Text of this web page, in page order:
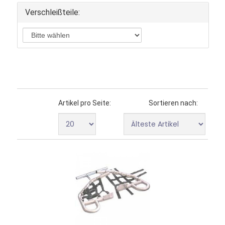
Unterfahrschutz Motor
Unterfahrschutz Schwinge
Werkzeug
Zwischenscheiben
Zündschloß
Verschleißteile:
Sortieren nach:
Artikel pro Seite: